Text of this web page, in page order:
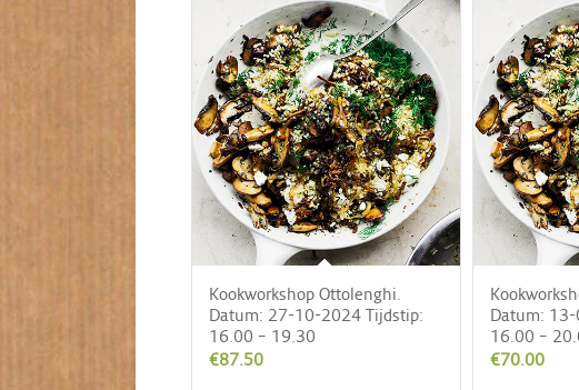
Kookworkshop Ottolenghi.
Datum: 27-10-2024 Tijdstip:
16.00 – 19.30
€87.50
Datum:
16.00 –
€70.00